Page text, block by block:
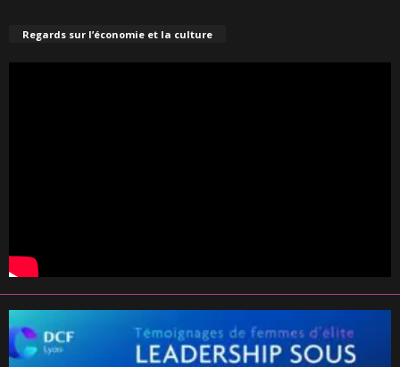
Regards sur l’économie et la culture